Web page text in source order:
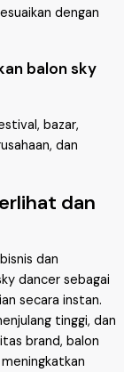
dengan
balon sky
bazar,
dan
dan
dan
dancer sebagai
secara instan.
tinggi, dan
brand, balon